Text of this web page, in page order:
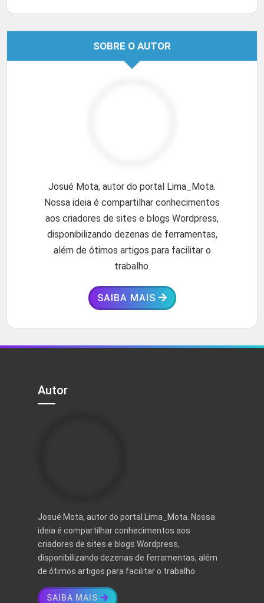
SOBRE O AUTOR
Josué Mota, autor do portal Lima_Mota.
Nossa ideia é compartilhar conhecimentos
aos criadores de sites e blogs Wordpress,
disponibilizando dezenas de ferramentas,
além de ótimos artigos para facilitar o
trabalho.
SAIBA MAIS
Autor
Josué Mota, autor do portal Lima_Mota. Nossa
ideia é compartilhar conhecimentos aos
criadores de sites e blogs Wordpress,
disponibilizando dezenas de ferramentas, além
de ótimos artigos para facilitar o trabalho.
SAIBA MAIS